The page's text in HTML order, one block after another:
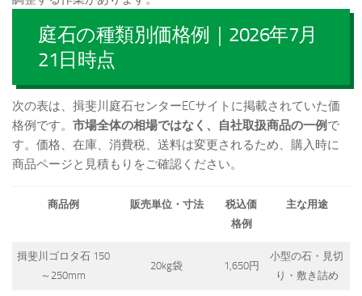
庭石の種類別価格例｜2026年7月
21日時点
次の表は、揖斐川庭石センターECサイトに掲載されていた価
格例です。 市場全体の相場ではなく、自社取扱商品の一例 で
す。価格、在庫、消費税、送料は変更されるため、購入時に
商品ページと見積もりをご確認ください。
商品例 販売単位・寸法
税込価
格例
主な用途
揖斐川ゴロタ石 150
～250mm
20kg袋 1,650円
小型の石・見切
り・敷き詰め